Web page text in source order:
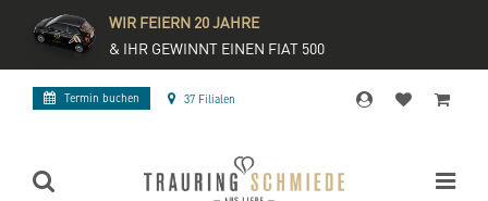
WIR FEIERN 20 JAHRE
& IHR GEWINNT EINEN FIAT 500
Termin buchen 37 Filialen